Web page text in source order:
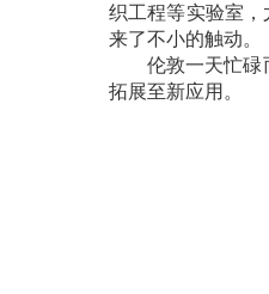
织工程等实验室
来了不小的触动。
伦敦一天忙碌
拓展至新应用。